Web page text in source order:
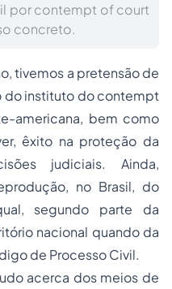
por contempt of court
concreto.
tivemos a pretensão de
do instituto do contempt
americana, bem como
êxito na proteção da
judiciais. Ainda,
no Brasil, do
segundo parte da
nacional quando da
de ProcessoCivil.
acerca dos meios de